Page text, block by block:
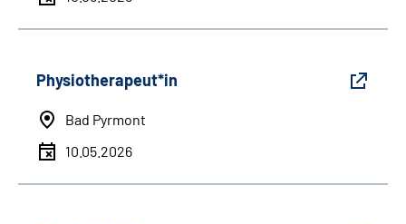
Physiotherapeut*in
Bad Pyrmont
10.05.2026